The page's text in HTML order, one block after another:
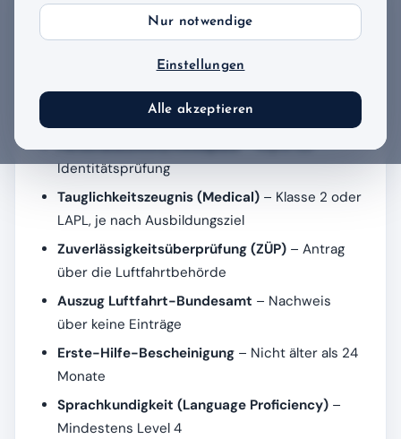
Ausbildung benötigt:
Identitätsprüfung
Tauglichkeitszeugnis (Medical)– Klasse 2 oder
LAPL, je nach Ausbildungsziel
Zuverlässigkeitsüberprüfung (ZÜP)– Antrag
über die Luftfahrtbehörde
Auszug Luftfahrt-Bundesamt – Nachweis
über keine Einträge
Erste-Hilfe-Bescheinigung– Nicht älter als 24
Monate
Sprachkundigkeit (Language Proficiency)–
Mindestens Level 4
Nur notwendige
Einstellungen
Alle akzeptieren